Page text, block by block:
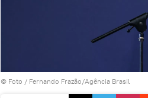
© Foto / Fernando Frazão/Agência Brasil